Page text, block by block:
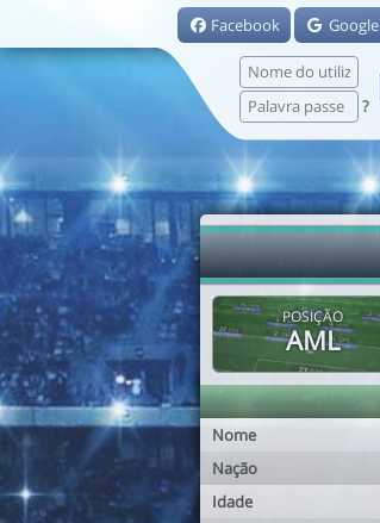
Facebook Google
?
POSIÇÃO
AML
Nome
Nação
Idade